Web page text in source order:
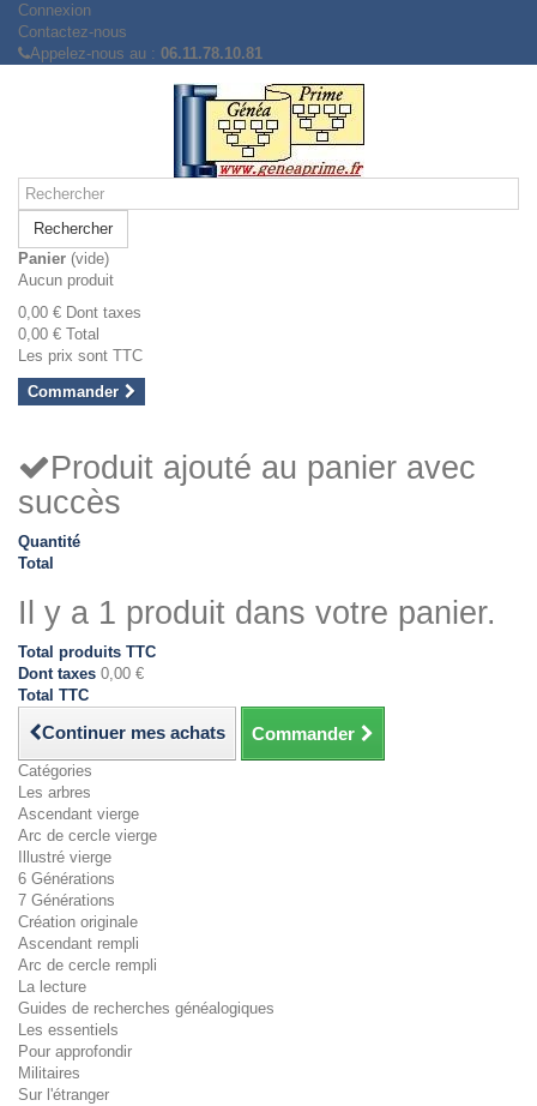
Connexion
Contactez-nous
Appelez-nous au : 06.11.78.10.81
Rechercher
Panier (vide)
Aucun produit
0,00 € Dont taxes
0,00 € Total
Les prix sont TTC
Commander
Produit ajouté au panier avec
succès
Quantité
Total
Il y a 1 produit dans votre panier.
Total produits TTC
Dont taxes 0,00 €
Total TTC
Continuer mes achats Commander
Catégories
Les arbres
Ascendant vierge
Arc de cercle vierge
Illustré vierge
6 Générations
7 Générations
Création originale
Ascendant rempli
Arc de cercle rempli
La lecture
Guides de recherches généalogiques
Les essentiels
Pour approfondir
Militaires
Sur l'étranger